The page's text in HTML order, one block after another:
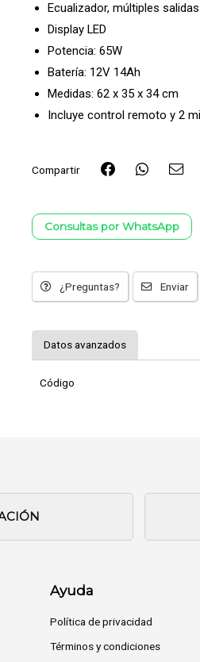
Ecualizador, múltiples
Display LED
Potencia: 65W
Batería: 12V 14Ah
Medidas: 62 x 35 x 34 cm
Incluye control remoto y 2
Compartir
Consultas por WhatsApp
¿Preguntas? Enviar
Datos avanzados
Código
Ayuda
Política de privacidad
Términos y condiciones